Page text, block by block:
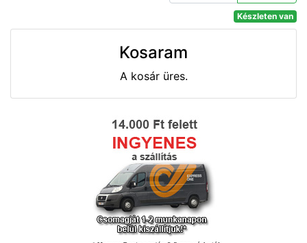
Készleten van
Kosaram
A kosár üres.